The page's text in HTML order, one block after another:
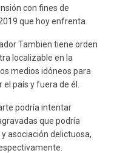
con fines de
que hoy enfrenta.
Tambien tiene orden
localizable en la
medios idóneos para
país y fuera de él.
podría intentar
que podría
asociación delictuosa,